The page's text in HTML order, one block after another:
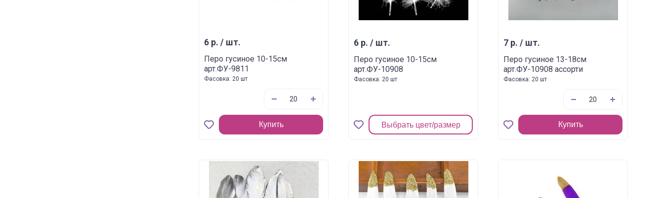
6 р. / шт.
Перо гусиное 10-15см
арт.ФУ-9811
Фасовка: 20 шт
Купить
6 р. / шт.
Перо гусиное 10-15см
арт.ФУ-10908
Фасовка: 20 шт
Выбрать цвет/размер
7 р. / шт.
Перо гусиное 13-18см
арт.ФУ-10908 ассорти
Фасовка: 20 шт
Купить